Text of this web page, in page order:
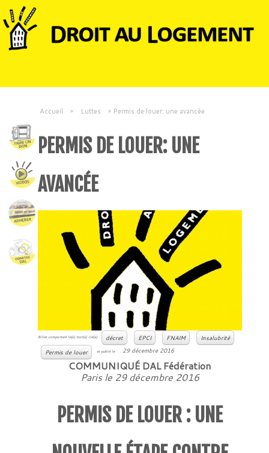
Accueil » Luttes » Permis de louer: une avancée
PERMIS DE LOUER: UNE
AVANCÉE
Billet comportant le(s) mot(s) clé(s) décret EPCI FNAIM
Insalubrité
Permis de louer
et publié le 29 décembre 2016
COMMUNIQUÉ DAL Fédération
Paris le 29 décembre 2016
PERMIS DE LOUER : UNE